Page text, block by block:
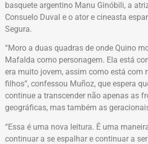
basquete argentino Manu Ginóbili, a
Consuelo Duval e o ator e cineasta
Segura.
“Moro a duas quadras de onde Quino
Mafalda como personagem. Ela está
era muito jovem, assim como está com
filhos”, confessou Muñoz, que espera
continue a transcender não apenas as
geográficas, mas também as
“Essa é uma nova leitura. É uma
continuar a se espalhar e continuar a